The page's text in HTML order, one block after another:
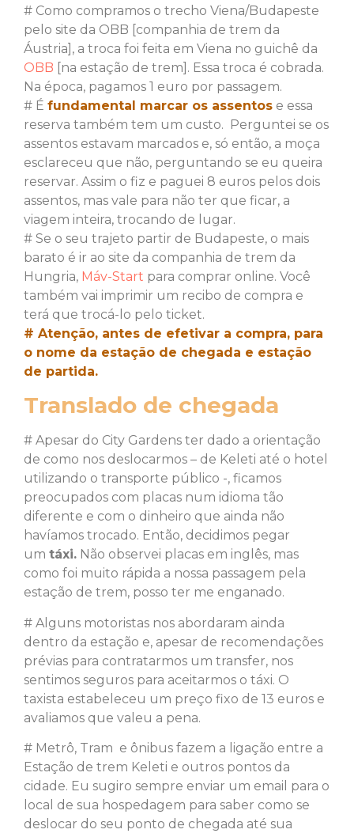
# Como compramos o trecho Viena/Budapeste
pelo site da OBB [companhia de trem da
Áustria], a troca foi feita em Viena no guichê da
OBB [na estação de trem]. Essa troca é cobrada.
Na época, pagamos 1 euro por passagem.
# É fundamental marcar os assentos e essa
reserva também tem um custo. Perguntei se os
assentos estavam marcados e, só então, a moça
esclareceu que não, perguntando se eu queira
reservar. Assim o fiz e paguei 8 euros pelos dois
assentos, mas vale para não ter que ficar, a
viagem inteira, trocando de lugar.
# Se o seu trajeto partir de Budapeste, o mais
barato é ir ao site da companhia de trem da
Hungria, Máv-Start para comprar online. Você
também vai imprimir um recibo de compra e
terá que trocá-lo pelo ticket.
# Atenção, antes de efetivar a compra, para
o nome da estação de chegada e estação
de partida.
Translado de chegada
# Apesar do City Gardens ter dado a orientação
de como nos deslocarmos – de Keleti até o hotel
utilizando o transporte público -, ficamos
preocupados com placas num idioma tão
diferente e com o dinheiro que ainda não
havíamos trocado. Então, decidimos pegar
um táxi. Não observei placas em inglês, mas
como foi muito rápida a nossa passagem pela
estação de trem, posso ter me enganado.
# Alguns motoristas nos abordaram ainda
dentro da estação e, apesar de recomendações
prévias para contratarmos um transfer, nos
sentimos seguros para aceitarmos o táxi. O
taxista estabeleceu um preço fixo de 13 euros e
avaliamos que valeu a pena.
# Metrô, Tram e ônibus fazem a ligação entre a
Estação de trem Keleti e outros pontos da
cidade. Eu sugiro sempre enviar um email para o
local de sua hospedagem para saber como se
deslocar do seu ponto de chegada até sua